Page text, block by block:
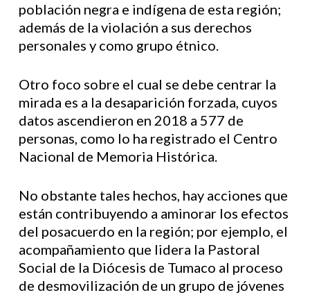
población negra e indígena de esta región;
además de la violación a sus derechos
personales y como grupo étnico.
Otro foco sobre el cual se debe centrar la
mirada es a la desaparición forzada, cuyos
datos ascendieron en 2018 a 577 de
personas, como lo ha registrado el Centro
Nacional de Memoria Histórica.
No obstante tales hechos, hay acciones que
están contribuyendo a aminorar los efectos
del posacuerdo en la región; por ejemplo, el
acompañamiento que lidera la Pastoral
Social de la Diócesis de Tumaco al proceso
de desmovilización de un grupo de jóvenes